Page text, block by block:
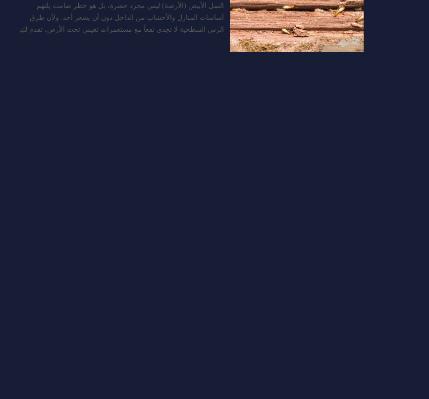
النمل الأبيض (الأرضة) ليس مجرد حشرة، بل هو خطر صامت يلتهم
أساسات المنازل والأخشاب من الداخل دون أن يشعر أحد. ولأن طرق
الرش السطحية لا تجدي نفعاً مع مستعمرات تعيش تحت الأرض، تقدم لكِ